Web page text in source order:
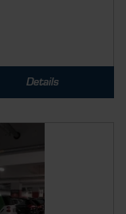
Details